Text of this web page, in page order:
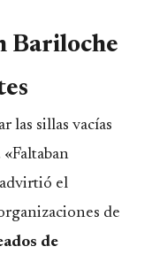
Bariloche
las sillas vacías
el
de
de